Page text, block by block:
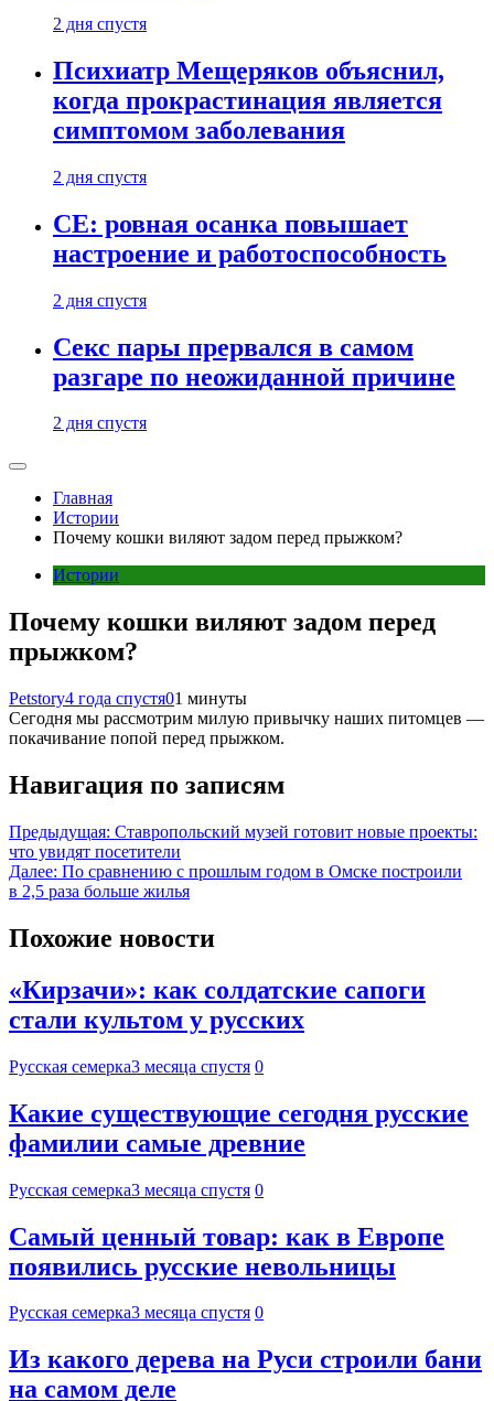
2 дня спустя
Психиатр Мещеряков объяснил,
когда прокрастинация является
симптомом заболевания
2 дня спустя
CE: ровная осанка повышает
настроение и работоспособность
2 дня спустя
Секс пары прервался в самом
разгаре по неожиданной причине
2 дня спустя
Главная
Истории
Почему кошки виляют задом перед прыжком?
Истории
Почему кошки виляют задом перед
прыжком?
Petstory4 года спустя01 минуты
Сегодня мы рассмотрим милую привычку наших питомцев —
покачивание попой перед прыжком.
Навигация по записям
Предыдущая: Ставропольский музей готовит новые проекты:
что увидят посетители
Далее: По сравнению с прошлым годом в Омске построили
в 2,5 раза больше жилья
Похожие новости
«Кирзачи»: как солдатские сапоги
стали культом у русских
Русская семерка3 месяца спустя 0
Какие существующие сегодня русские
фамилии самые древние
Русская семерка3 месяца спустя 0
Самый ценный товар: как в Европе
появились русские невольницы
Русская семерка3 месяца спустя 0
Из какого дерева на Руси строили бани
на самом деле